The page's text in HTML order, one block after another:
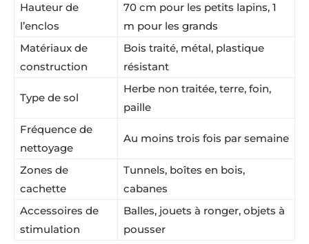
Hauteur de
l’enclos
70 cm pour les petits lapins, 1
m pour les grands
Matériaux de
construction
Bois traité, métal, plastique
résistant
Type de sol
Herbe non traitée, terre, foin,
paille
Fréquence de
nettoyage
Au moins trois fois par semaine
Zones de
cachette
Tunnels, boîtes en bois,
cabanes
Accessoires de
stimulation
Balles, jouets à ronger, objets à
pousser